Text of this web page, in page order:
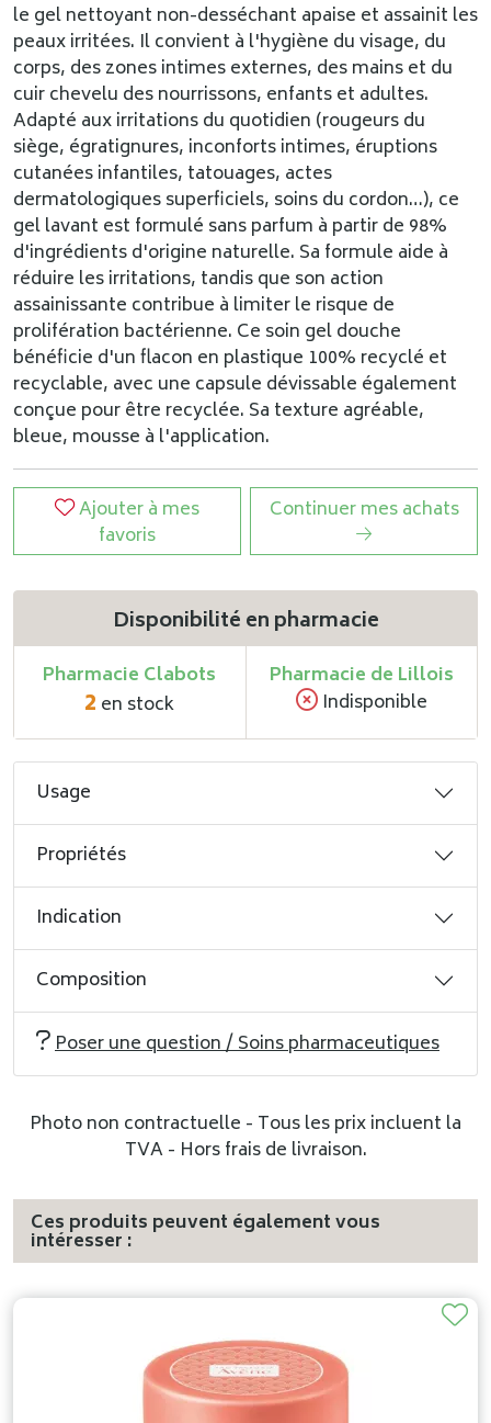
le gel nettoyant non-desséchant apaise et assainit les
peaux irritées. Il convient à l'hygiène du visage, du
corps, des zones intimes externes, des mains et du
cuir chevelu des nourrissons, enfants et adultes.
Adapté aux irritations du quotidien (rougeurs du
siège, égratignures, inconforts intimes, éruptions
cutanées infantiles, tatouages, actes
dermatologiques superficiels, soins du cordon…), ce
gel lavant est formulé sans parfum à partir de 98%
d'ingrédients d'origine naturelle. Sa formule aide à
réduire les irritations, tandis que son action
assainissante contribue à limiter le risque de
prolifération bactérienne. Ce soin gel douche
bénéficie d'un flacon en plastique 100% recyclé et
recyclable, avec une capsule dévissable également
conçue pour être recyclée. Sa texture agréable,
bleue, mousse à l'application.
Ajouter à mes
favoris
Continuer mes achats
Disponibilité en pharmacie
Pharmacie Clabots
2 en stock
Pharmacie de Lillois
Indisponible
Usage
Propriétés
Indication
Composition
Poser une question / Soins pharmaceutiques
Photo non contractuelle - Tous les prix incluent la
TVA - Hors frais de livraison.
Ces produits peuvent également vous
intéresser :